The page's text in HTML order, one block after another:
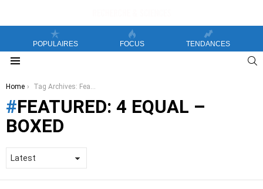
POPULAIRES FOCUS TENDANCES
You are here:
Home Tag Archives: Featured: 4 equal – boxed
FEATURED: 4 EQUAL –
BOXED